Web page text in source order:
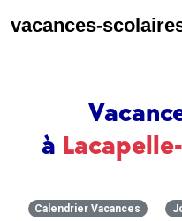
vacances-
à
Calendrier Vacances